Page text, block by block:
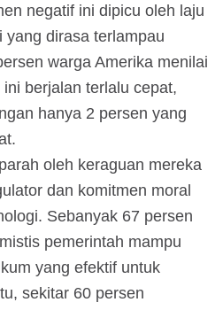
negatif ini dipicu oleh laju
yang dirasa terlampau
warga Amerika menilai
berjalan terlalu cepat,
hanya 2 persen yang
oleh keraguan mereka
dan komitmen moral
Sebanyak 67 persen
pemerintah mampu
yang efektif untuk
sekitar 60 persen